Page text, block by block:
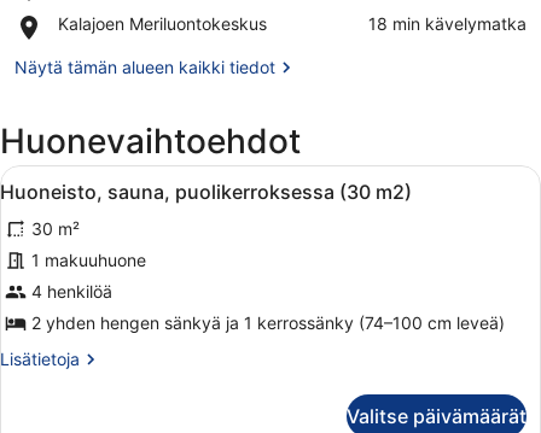
Kalajoki
Kalajoen Meriluontokeskus
Place,
Meriluontokeskus
‪18 min kävelymatka‬
Näytä tämän alueen kaikki tiedot
Huonevaihtoehdot
Avaa
kaikki
huonetyypin
Huoneisto,
sauna,
puolikerroksessa
m2)
Kaksikerroksinen mökki, jossa on
6
Huoneisto, sauna, puolikerroksessa (30 m2)
30 m²
1 makuuhuone
4 henkilöä
2 yhden hengen sänkyä ja 1 kerrossänky (74–100 cm leveä)
Lisätietoja
Lisätietoja
Valitse päivämäärät